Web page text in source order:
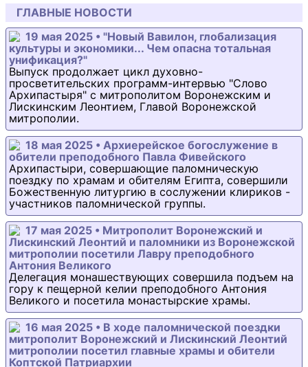
ГЛАВНЫЕ НОВОСТИ
19 мая 2025 • "Новый Вавилон, глобализация
культуры и экономики... Чем опасна тотальная
унификация?"
Выпуск продолжает цикл духовно-
просветительских программ-интервью "Слово
Архипастыря" с митрополитом Воронежским и
Лискинским Леонтием, Главой Воронежской
митрополии.
18 мая 2025 • Архиерейское богослужение в
обители преподобного Павла Фивейского
Архипастыри, совершающие паломническую
поездку по храмам и обителям Египта, совершили
Божественную литургию в сослужении клириков -
участников паломнической группы.
17 мая 2025 • Митрополит Воронежский и
Лискинский Леонтий и паломники из Воронежской
митрополии посетили Лавру преподобного
Антония Великого
Делегация монашествующих совершила подъем на
гору к пещерной келии преподобного Антония
Великого и посетила монастырские храмы.
16 мая 2025 • В ходе паломнической поездки
митрополит Воронежский и Лискинский Леонтий
митрополии посетил главные храмы и обители
Коптской Патриархии